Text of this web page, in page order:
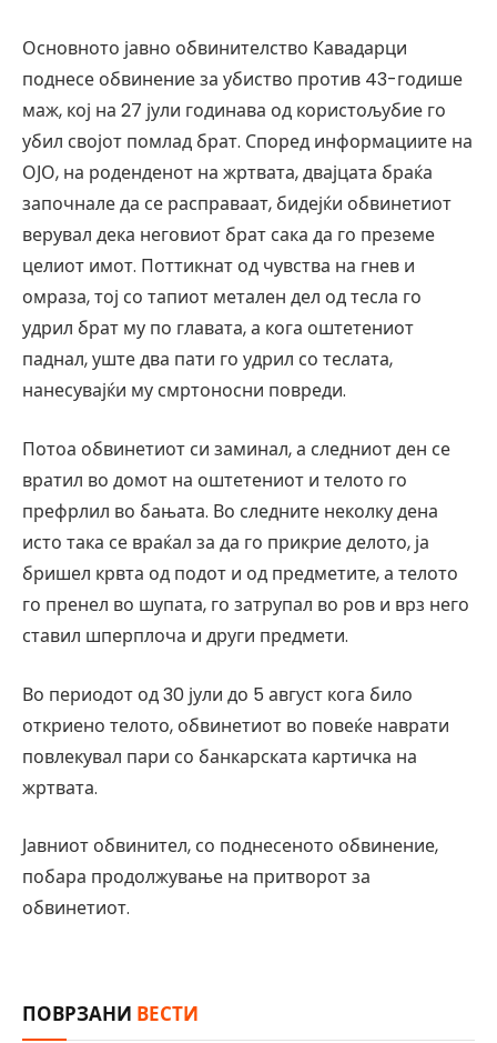
Основното јавно обвинителство Кавадарци
поднесе обвинение за убиство против 43-годише
маж, кој на 27 јули годинава од користољубие го
убил својот помлад брат. Според информациите на
ОЈО, на роденденот на жртвата, двајцата браќа
започнале да се расправаат, бидејќи обвинетиот
верувал дека неговиот брат сака да го преземе
целиот имот. Поттикнат од чувства на гнев и
омраза, тој со тапиот метален дел од тесла го
удрил брат му по главата, а кога оштетениот
паднал, уште два пати го удрил со теслата,
нанесувајќи му смртоносни повреди.
Потоа обвинетиот си заминал, а следниот ден се
вратил во домот на оштетениот и телото го
префрлил во бањата. Во следните неколку дена
исто така се враќал за да го прикрие делото, ја
бришел крвта од подот и од предметите, а телото
го пренел во шупата, го затрупал во ров и врз него
ставил шперплоча и други предмети.
Во периодот од 30 јули до 5 август кога било
откриено телото, обвинетиот во повеќе наврати
повлекувал пари со банкарската картичка на
жртвата.
Јавниот обвинител, со поднесеното обвинение,
побара продолжување на притворот за
обвинетиот.
ПОВРЗАНИ ВЕСТИ